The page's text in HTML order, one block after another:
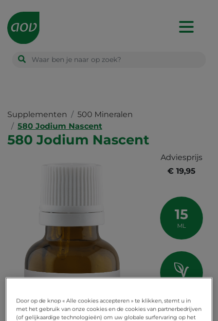
Main
navigation
Supplementen
500 Mineralen
580 Jodium Nascent
580 Jodium Nascent
Adviesprijs
€ 19,95
15
ML
vegan
Door op de knop « Alle cookies accepteren » te klikken, stemt u in
met het gebruik van onze cookies en de cookies van partnerbedrijven
(of gelijkaardige technologieën) om uw globale surfervaring op het